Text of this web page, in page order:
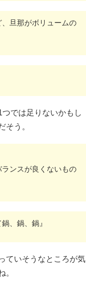
、旦那がボリュームの
では足りないかもし
そう。
ンスが良くないもの
、鍋、鍋』
ていそうなところが気
。